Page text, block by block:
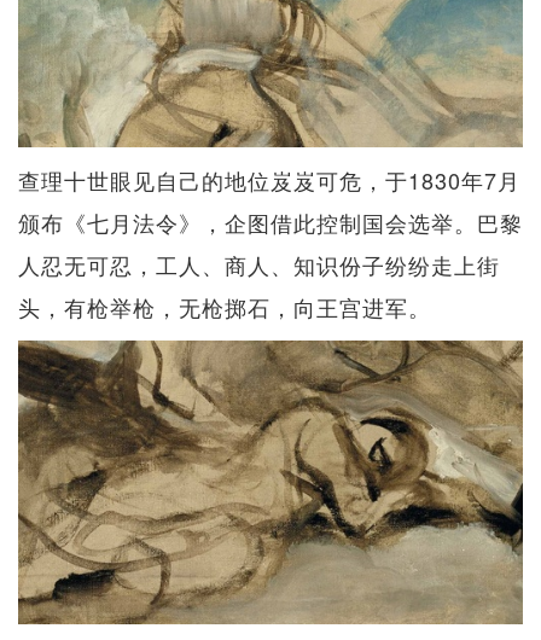
查理十世眼见自己的地位岌岌可危，于1830年7月
颁布《七月法令》，企图借此控制国会选举。巴黎
人忍无可忍，工人、商人、知识份子纷纷走上街
头，有枪举枪，无枪掷石，向王宫进军。